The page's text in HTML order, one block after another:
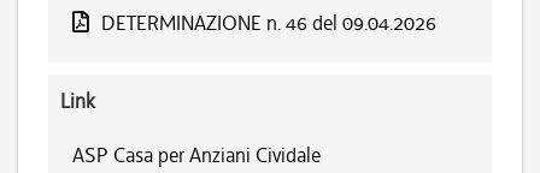
DETERMINAZIONE n. 46 del 09.04.2026
Link
ASP Casa per Anziani Cividale